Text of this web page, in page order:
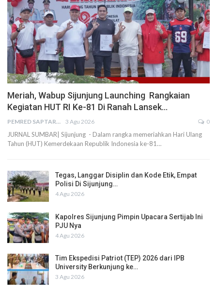
Meriah, Wabup Sijunjung Launching Rangkaian
Kegiatan HUT RI Ke-81 Di Ranah Lansek…
PEMRED SAPTARIUS 3 Agu 2026 0
JURNAL SUMBAR| Sijunjung - Dalam rangka memeriahkan Hari Ulang
Tahun (HUT) Kemerdekaan Republik Indonesia ke-81…
Tegas, Langgar Disiplin dan Kode Etik, Empat
Polisi Di Sijunjung…
4 Agu 2026
Kapolres Sijunjung Pimpin Upacara Sertijab Ini
PJU Nya
4 Agu 2026
Tim Ekspedisi Patriot (TEP) 2026 dari IPB
University Berkunjung ke…
3 Agu 2026